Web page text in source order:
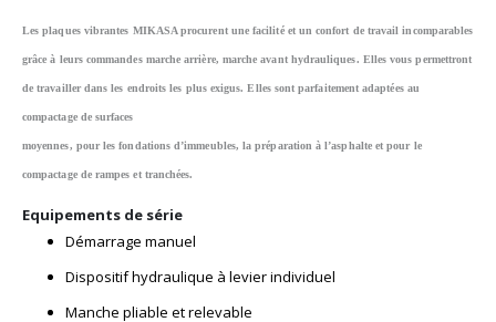
Les plaques vibrantes MIKASA procurent une facilité et un confort de travail incomparables
grâce à leurs commandes marche arrière, marche avant hydrauliques. Elles vous permettront
de travailler dans les endroits les plus exigus. Elles sont parfaitement adaptées au
compactage de surfaces
moyennes, pour les fondations d’immeubles, la préparation à l’asphalte et pour le
compactage de rampes et tranchées.
Equipements de série
Démarrage manuel
Dispositif hydraulique à levier individuel
Manche pliable et relevable